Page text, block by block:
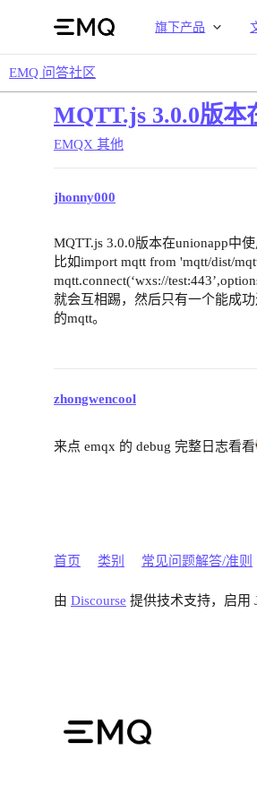
旗下产品
EMQ 问答社区
MQTT.js 3.0.0版本
EMQX 其他
jhonny000
MQTT.js 3.0.0版本在unionapp中
比如import mqtt from 'mqtt/dist/
mqtt.connect(‘wxs://
就会互相踢，然后只有一个能成
的mqtt。
zhongwencool
来点 emqx 的 debug 完整日志看看
首页 类别 常见问题解答/准则
由 Discourse 提供技术支持，启用